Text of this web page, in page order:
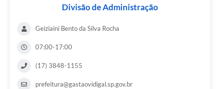
Divisão de Administração
Geiziaini Bento da Silva Rocha
07:00-17:00
(17) 3848-1155
prefeitura@gastaovidigal.sp.gov.br